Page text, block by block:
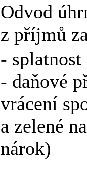
Odvod
z příjmů
- splatnost
- daňové
vrácení
a zelené
nárok)